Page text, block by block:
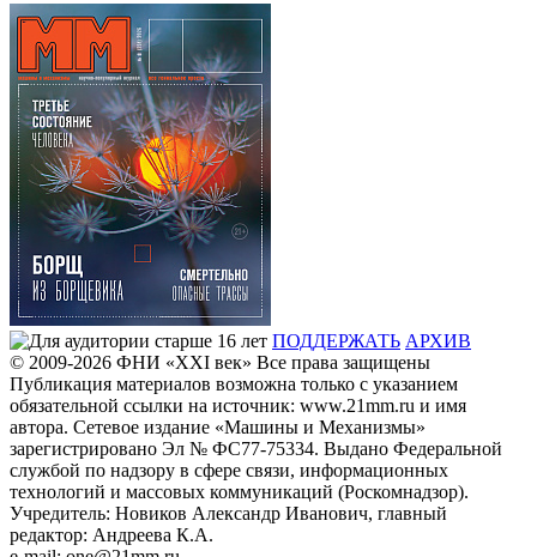
ПОДДЕРЖАТЬ АРХИВ
© 2009-2026 ФHИ «XXI век» Все права защищены
Публикация материалов возможна только с указанием
обязательной ссылки на источник: www.21mm.ru и имя
автора. Сетевое издание «Машины и Механизмы»
зарегистрировано Эл № ФС77-75334. Выдано Федеральной
службой по надзору в сфере связи, информационных
технологий и массовых коммуникаций (Роскомнадзор).
Учредитель: Новиков Александр Иванович, главный
редактор: Андреева К.А.